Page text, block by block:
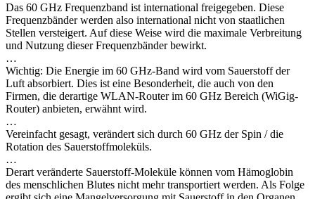
Das 60 GHz Frequenzband ist international freigegeben. Diese
Frequenzbänder werden also international nicht von staatlichen
Stellen versteigert. Auf diese Weise wird die maximale Verbreitung
und Nutzung dieser Frequenzbänder bewirkt.
…
Wichtig: Die Energie im 60 GHz-Band wird vom Sauerstoff der
Luft absorbiert. Dies ist eine Besonderheit, die auch von den
Firmen, die derartige WLAN-Router im 60 GHz Bereich (WiGig-
Router) anbieten, erwähnt wird.
…
Vereinfacht gesagt, verändert sich durch 60 GHz der Spin / die
Rotation des Sauerstoffmoleküls.
…
Derart veränderte Sauerstoff-Moleküle können vom Hämoglobin
des menschlichen Blutes nicht mehr transportiert werden. Als Folge